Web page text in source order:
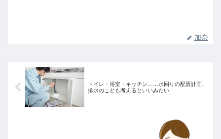
加奈
トイレ・浴室・キッチン……水回りの配置計画、
排水のことも考えるといいみたい